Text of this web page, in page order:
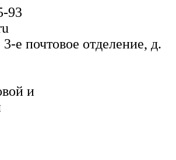
93
е почтовое отделение, д.